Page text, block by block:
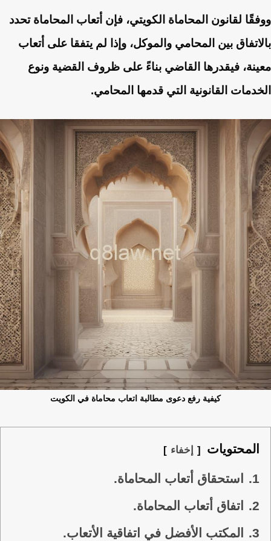
ووفقًا لقانون المحاماة الكويتي، فإن أتعاب المحاماة تحدد
بالاتفاق بين المحامي والموكل، وإذا لم يتفقا على أتعاب
معينة، فيقدرها القاضي بناءً على ظروف القضية ونوع
الخدمات القانونية التي قدمها المحامي.
كيفية رفع دعوى مطالبة اتعاب محاماة في الكويت
المحتويات إخفاء
1.
استحقاق أتعاب المحاماة.
2.
اتفاق أتعاب المحاماة.
3.
المكتب الأفضل في اتفاقية الأتعاب.